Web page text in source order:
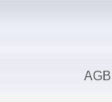
AGB